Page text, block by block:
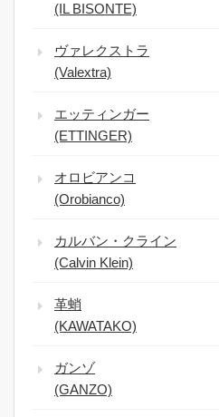
(IL BISONTE)
ヴァレクストラ
(Valextra)
エッティンガー
(ETTINGER)
オロビアンコ
(Orobianco)
カルバン・クライン
(Calvin Klein)
革蛸
(KAWATAKO)
ガンゾ
(GANZO)